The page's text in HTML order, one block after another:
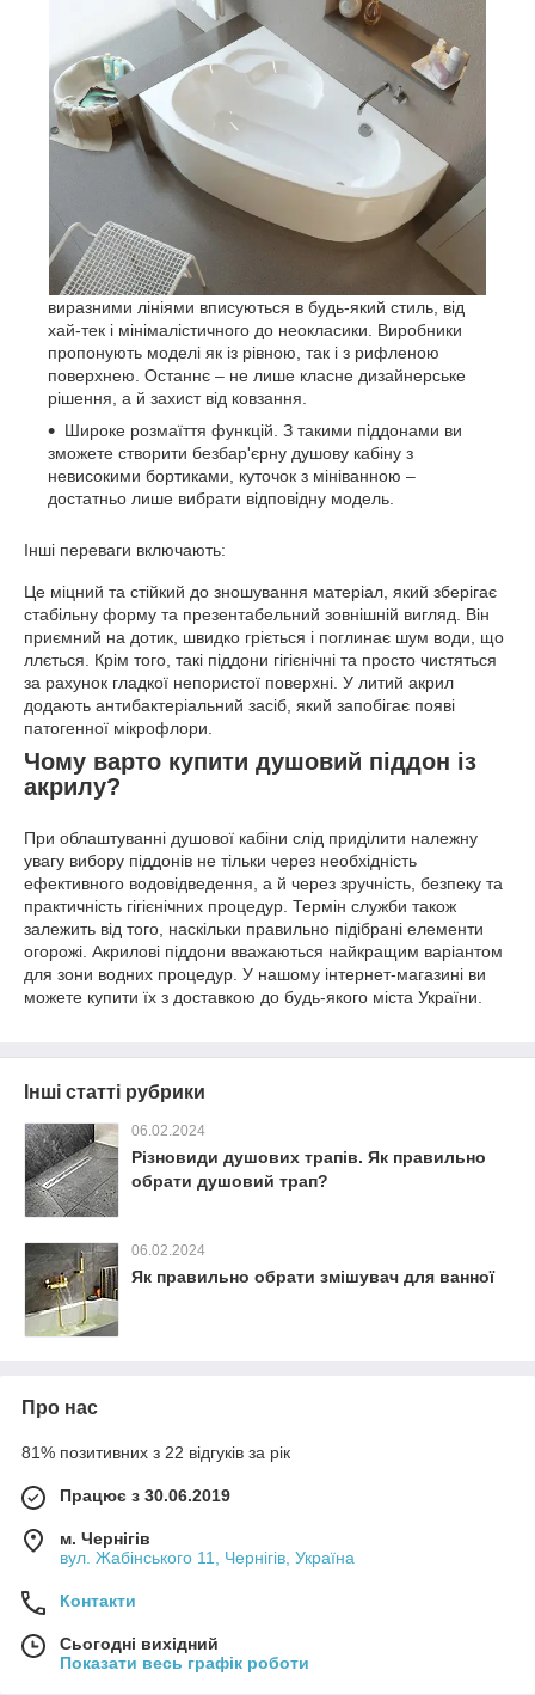
При облаштуванні душової кабіни слід приділити належну
увагу вибору піддонів не тільки через необхідність
ефективного водовідведення, а й через зручність, безпеку та
практичність гігієнічних процедур. Термін служби також
залежить від того, наскільки правильно підібрані елементи
огорожі. Акрилові піддони вважаються найкращим варіантом
для зони водних процедур. У нашому інтернет-магазині ви
можете купити їх з доставкою до будь-якого міста України.
Чому варто купити душовий піддон із
акрилу?
Це міцний та стійкий до зношування матеріал, який зберігає
стабільну форму та презентабельний зовнішній вигляд. Він
приємний на дотик, швидко гріється і поглинає шум води, що
ллється. Крім того, такі піддони гігієнічні та просто чистяться
за рахунок гладкої непористої поверхні. У литий акрил
додають антибактеріальний засіб, який запобігає появі
патогенної мікрофлори.
Інші переваги включають:
виразними лініями вписуються в будь-який стиль, від
хай-тек і мінімалістичного до неокласики. Виробники
пропонують моделі як із рівною, так і з рифленою
поверхнею. Останнє – не лише класне дизайнерське
рішення, а й захист від ковзання.
Широке розмаїття функцій. З такими піддонами ви
зможете створити безбар'єрну душову кабіну з
невисокими бортиками, куточок з мініванною –
достатньо лише вибрати відповідну модель.
Інші статті рубрики
06.02.2024
Різновиди душових трапів. Як правильно
обрати душовий трап?
06.02.2024
Як правильно обрати змішувач для ванної
Про нас
81% позитивних з 22 відгуків за рік
Працює з 30.06.2019
м. Чернігів
вул. Жабінського 11, Чернігів, Україна
Контакти
Сьогодні вихідний
Показати весь графік роботи